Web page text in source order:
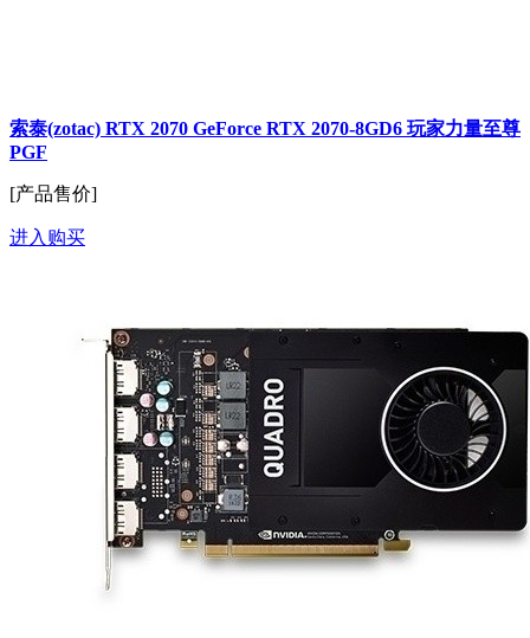
索泰(zotac) RTX 2070 GeForce RTX 2070-8GD6 玩家力量至尊
PGF
[产品售价]
进入购买